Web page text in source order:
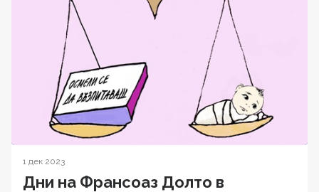
1 дек 2023
Дни на Франсоаз Долто в